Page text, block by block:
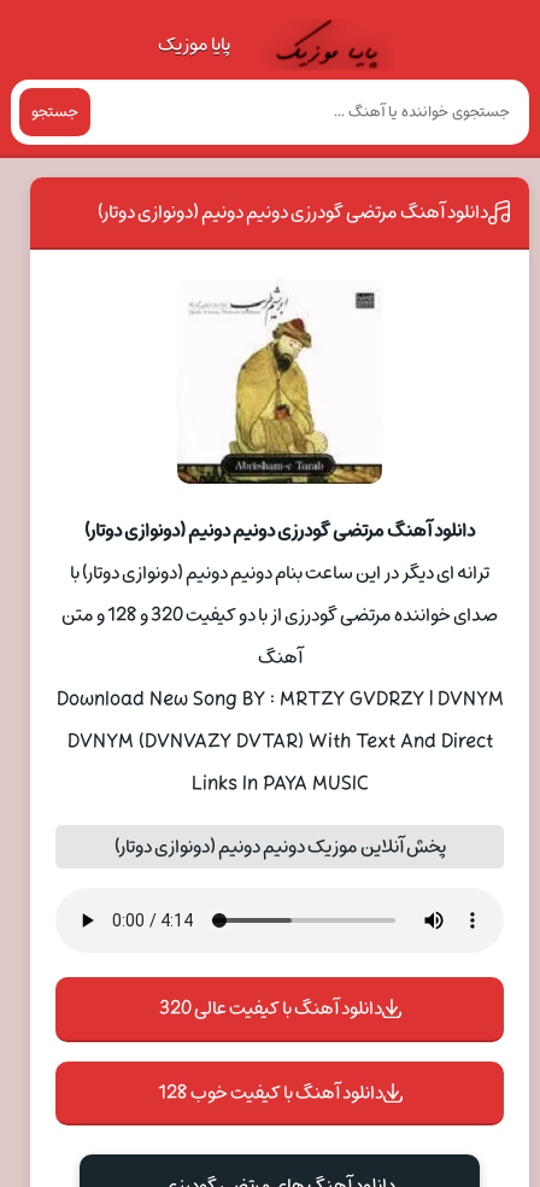
پایا موزیک
جستجو
دانلود آهنگ مرتضی گودرزی دونیم دونیم (دونوازی دوتار)
دانلود آهنگ مرتضی گودرزی دونیم دونیم (دونوازی دوتار)
ترانه ای دیگر در این ساعت بنام دونیم دونیم (دونوازی دوتار) با
صدای خواننده مرتضی گودرزی از با دو کیفیت 320 و 128 و متن
آهنگ
Download New Song BY : MRTZY GVDRZY | DVNYM
DVNYM (DVNVAZY DVTAR) With Text And Direct
Links In PAYA MUSIC
پخش آنلاین موزیک دونیم دونیم (دونوازی دوتار)
دانلود آهنگ با کیفیت عالی 320
دانلود آهنگ با کیفیت خوب 128